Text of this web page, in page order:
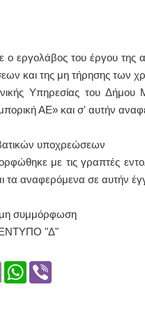
ο εργολάβος του έργου της
και της μη τήρησης των
Υπηρεσίας του Δήμου
ΑΕ» και σ' αυτήν
υποχρεώσεων
με τις γραπτές
τα αναφερόμενα σε αυτήν
συμμόρφωση
"Δ"
EmailWhatsApp
Viber